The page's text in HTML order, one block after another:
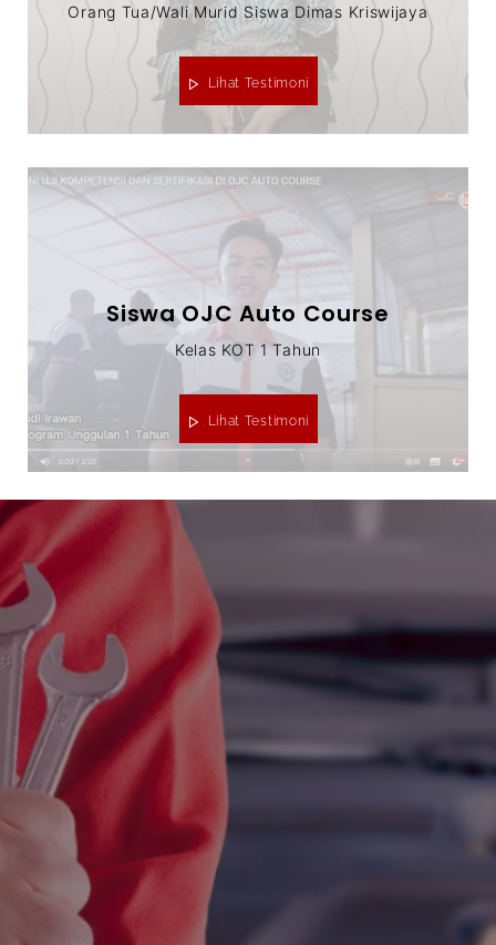
Orang Tua/Wali Murid Siswa Dimas Kriswijaya
Lihat Testimoni
Siswa OJC Auto Course
Kelas KOT 1 Tahun
Lihat Testimoni